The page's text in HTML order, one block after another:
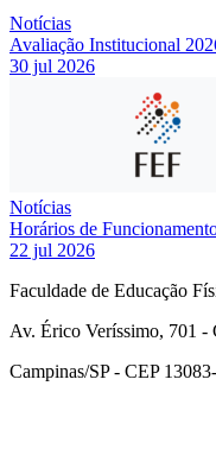
Notícias
Avaliação Institucional
30 jul 2026
Notícias
Horários de
22 jul 2026
Faculdade de Educação
Av. Érico Veríssimo, 701 -
Campinas/SP - CEP